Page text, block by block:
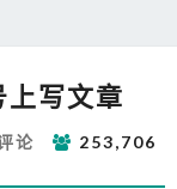
上写文章
论
253,706